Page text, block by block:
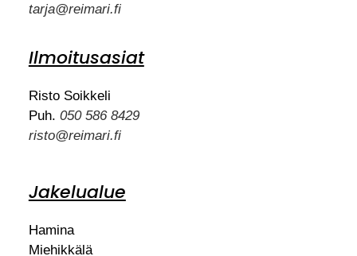
tarja@reimari.fi
Ilmoitusasiat
Risto Soikkeli
Puh. 050 586 8429
risto@reimari.fi
Jakelualue
Hamina
Miehikkälä